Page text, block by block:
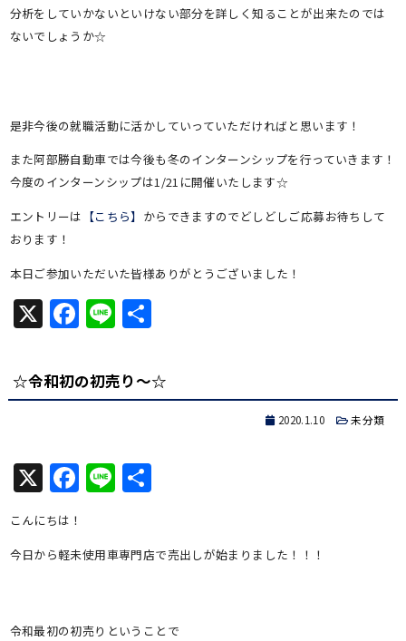
分析をしていかないといけない部分を詳しく知ることが出来たのでは
ないでしょうか☆
是非今後の就職活動に活かしていっていただければと思います！
また阿部勝自動車では今後も冬のインターンシップを行っていきます！
今度のインターンシップは1/21に開催いたします☆
エントリーは 【こちら】 からできますのでどしどしご応募お待ちして
おります！
本日ご参加いただいた皆様ありがとうございました！
X Facebook
Line共
☆令和初の初売り～☆
2020.1.10 未分類
X Facebook
Line共
こんにちは！
今日から軽未使用車専門店で売出しが始まりました！！！
令和最初の初売りということで